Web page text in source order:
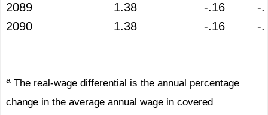
2089
1.38 -.16
-
2090
1.38 -.16 -
aThe real-wage differential is the annual percentage
change in the average annual wage in covered